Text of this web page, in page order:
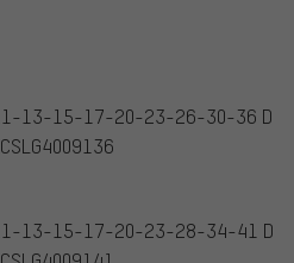
13-15-17-20-23-26-30-36 D
13-15-17-20-23-28-34-41 D